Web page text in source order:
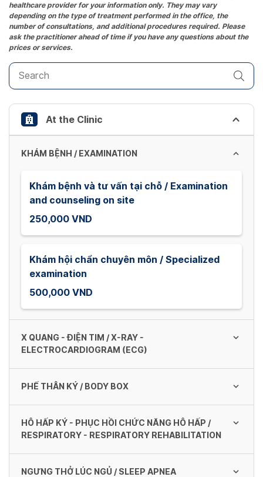
question
mark
key
to
get
the
keyboard
shortcuts
for
changing
dates.
healthcare provider for your information only. They may vary
depending on the type of treatment performed in the office, the
number of consultations, and additional procedures required. Please
ask the practitioner ahead of time if you have any questions about the
prices or services.
At the Clinic
KHÁM BỆNH / EXAMINATION
Khám bệnh và tư vấn tại chỗ / Examination
and counseling on site
250,000 VND
Khám hội chẩn chuyên môn / Specialized
examination
500,000 VND
X QUANG - ĐIỆN TIM / X-RAY -
ELECTROCARDIOGRAM (ECG)
X quang phổi (thẳng) / Lung x-ray (straight)
X quang phổi (nghiêng) / Lung X-ray
(sideway)
PHẾ THÂN KÝ / BODY BOX
Phế thân ký
HÔ HẤP KÝ - PHỤC HỒI CHỨC NĂNG HÔ HẤP /
RESPIRATORY - RESPIRATORY REHABILITATION
NGƯNG THỞ LÚC NGỦ / SLEEP APNEA